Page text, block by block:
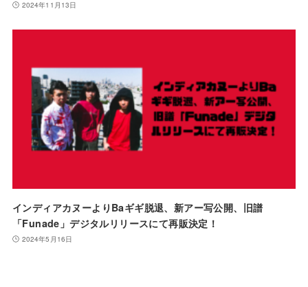
2024年11月13日
インディアカヌーよりBaギギ脱退、新アー写公開、旧譜
「Funade」デジタルリリースにて再販決定！
2024年5月16日